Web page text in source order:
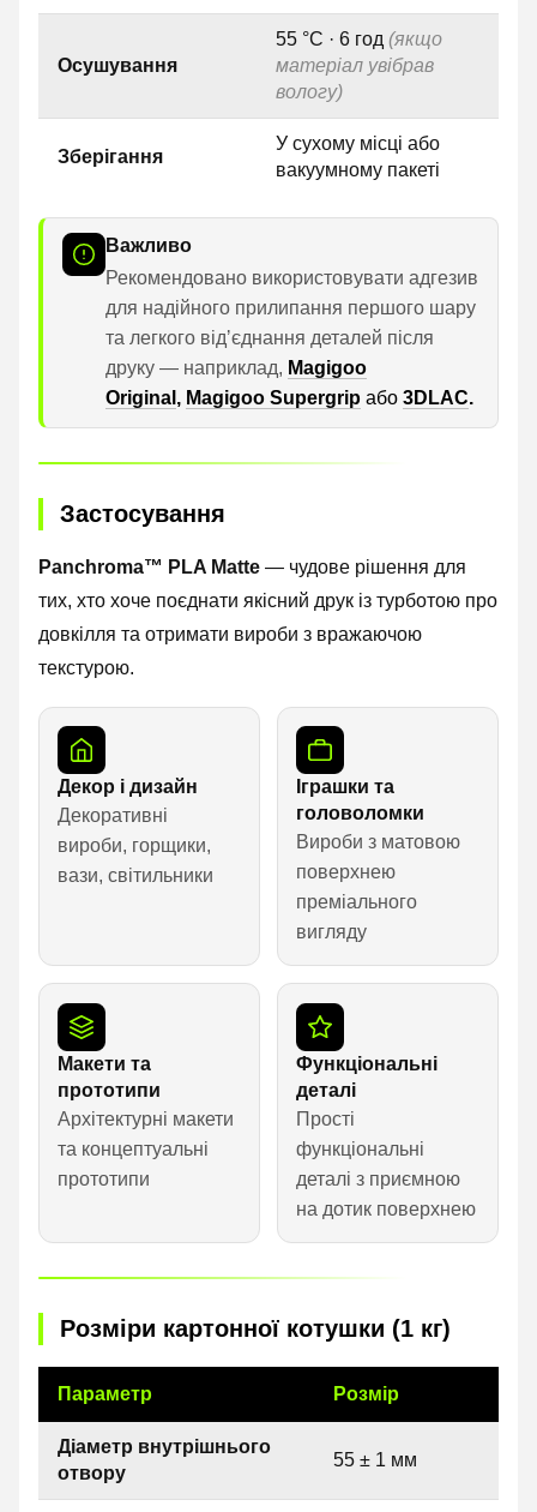
Осушування
55 °C · 6 год (якщо
матеріал увібрав
вологу)
Зберігання
У сухому місці або
вакуумному пакеті
Важливо
Рекомендовано використовувати адгезив
для надійного прилипання першого шару
та легкого відʼєднання деталей після
друку — наприклад, Magigoo
Original , Magigoo Supergrip або 3DLAC.
Застосування
Panchroma™ PLA Matte — чудове рішення для
тих, хто хоче поєднати якісний друк із турботою про
довкілля та отримати вироби з вражаючою
текстурою.
Декор і дизайн
Декоративні
вироби, горщики,
вази, світильники
Іграшки та
головоломки
Вироби з матовою
поверхнею
преміального
вигляду
Макети та
прототипи
Архітектурні макети
та концептуальні
прототипи
Функціональні
деталі
Прості
функціональні
деталі з приємною
на дотик поверхнею
Розміри картонної котушки (1 кг)
Параметр Розмір
Діаметр внутрішнього
отвору
55 ± 1 мм